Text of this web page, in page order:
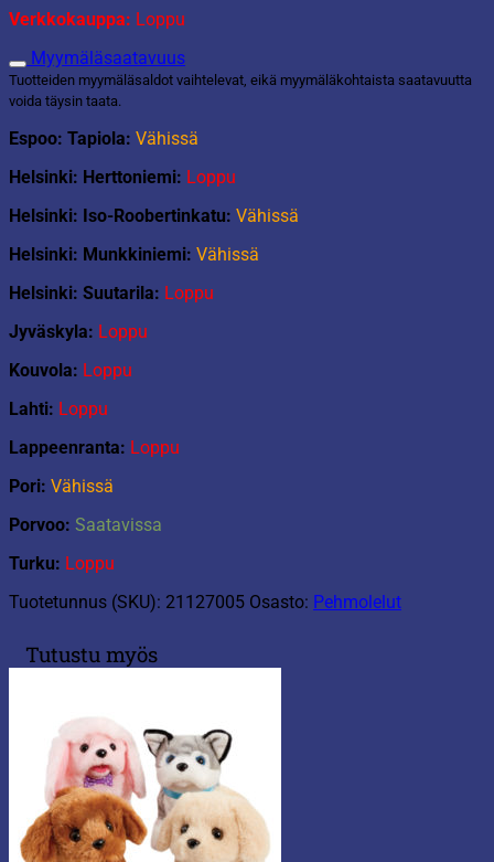
Verkkokauppa: Loppu
Myymäläsaatavuus
Tuotteiden myymäläsaldot vaihtelevat, eikä myymäläkohtaista saatavuutta
voida täysin taata.
Espoo: Tapiola: Vähissä
Helsinki: Herttoniemi: Loppu
Helsinki: Iso-Roobertinkatu: Vähissä
Helsinki: Munkkiniemi: Vähissä
Helsinki: Suutarila: Loppu
Jyväskyla: Loppu
Kouvola: Loppu
Lahti: Loppu
Lappeenranta: Loppu
Pori: Vähissä
Porvoo: Saatavissa
Turku: Loppu
Tuotetunnus (SKU): 21127005 Osasto: Pehmolelut
Tutustu myös